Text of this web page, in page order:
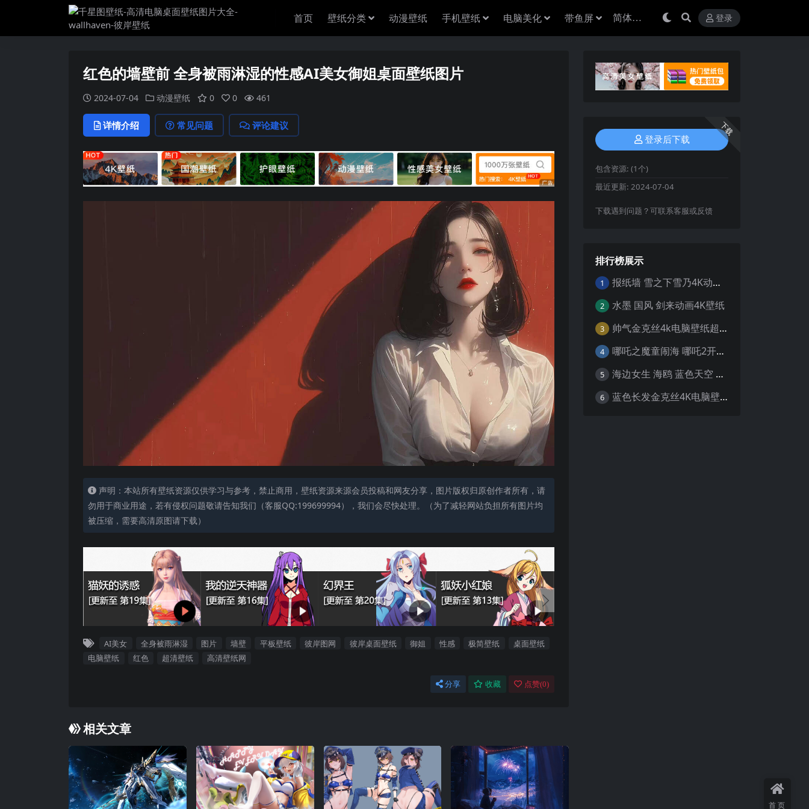
首页 壁纸分类 动漫壁纸 手机壁纸 电脑美化 带鱼屏 登录
红色的墙壁前 全身被雨淋湿的性感AI美女御姐桌面壁纸图片
2024-07-04 动漫壁纸 0 0 461
详情介绍 常见问题 评论建议
声明：本站所有壁纸资源仅供学习与参考，禁止商用，壁纸资源来源会员投稿和网友分享，图片版权归原创作者所有，请
勿用于商业用途，若有侵权问题敬请告知我们（客服QQ:199699994），我们会尽快处理。（为了减轻网站负担所有图片均
被压缩，需要高清原图请下载）
AI美女 全身被雨淋湿 图片 墙壁 平板壁纸 彼岸图网 彼岸桌面壁纸 御姐 性感 极简壁纸
桌面壁纸
电脑壁纸
红色 超清壁纸 高清壁纸网
分享 收藏 点赞(0)
相关文章
下载
登录后下载
包含资源: (1个)
最近更新: 2024-07-04
下载遇到问题？可联系客服或反馈
排行榜展示
1 报纸墙 雪之下雪乃4K动漫壁纸
2 水墨 国风 剑来动画4K壁纸
3 帅气金克丝4k电脑壁纸超清
4 哪吒之魔童闹海 哪吒2开场4K壁纸
5 海边女生 海鸥 蓝色天空 4K壁纸
6 蓝色长发金克丝4K电脑壁纸
首页